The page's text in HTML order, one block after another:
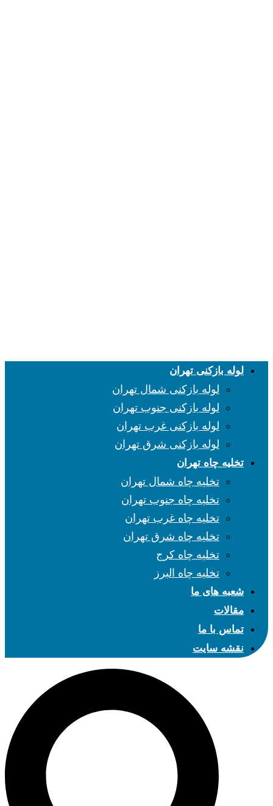
لوله بازکنی تهران
لوله بازکنی شمال تهران
لوله بازکنی جنوب تهران
لوله بازکنی غرب تهران
لوله بازکنی شرق تهران
تخلیه چاه تهران
تخلیه چاه شمال تهران
تخلیه چاه جنوب تهران
تخلیه چاه غرب تهران
تخلیه چاه شرق تهران
تخلیه چاه کرج
تخلیه چاه البرز
شعبه های ما
مقالات
تماس با ما
نقشه سایت